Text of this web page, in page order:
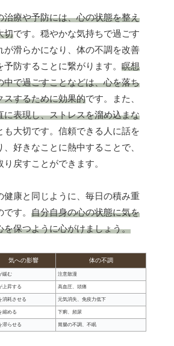
治療や予防には、心の状態を整え
切です。穏やかな気持ちで過ごす
が滑らかになり、体の不調を改善
予防することに繋がります。 瞑想
中で過ごすことなどは、心を落ち
スするために効果的です。また、
に表現し、ストレスを溜め込まな
も大切です。信頼できる人に話を
好きなことに熱中することで、
戻すことができます。
健康と同じように、毎日の積み重
す。 自分自身の心の状態に気を
を保つように心がけましょう。
気への影響 体の不調
緩む 注意散漫
上昇する 高血圧、頭痛
消耗させる 元気消失、免疫力低下
縮める 下痢、頻尿
滞らせる 胃腸の不調、不眠